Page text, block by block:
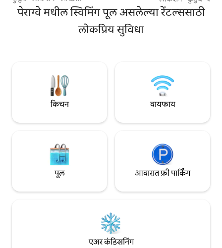
जा आणि कामाशी संबंधित काही आवाज होऊ
शकतो. कृपया खात्री बाळगा की कोणतीही गैरसोय
कमी करण्यासाठी आणि सामायिक जागांमध्ये सुरक्षा
आणि सुव्यवस्था राखण्यासाठी सर्व आवश्यक
प्रक्रियेदरम्यान आम्ही तुमच्या समजुतीची आणि
सहकार्याची प्रामाणिकपणे प्रशंसा करतो.
आहे रिमोट वर्कसाठी सुसज्ज, हे एक प्रेरणादायक
आणि शांत सेटिंग
पेराग्वे मधील स्विमिंग पूल असलेल्या रेंटल्ससाठी
लोकप्रिय सुविधा
किचन वायफाय
पूल आवारात फ्री पार्किंग
एअर कंडिशनिंग